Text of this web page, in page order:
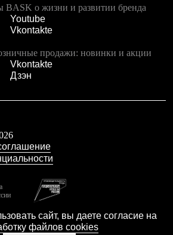
о жизни и развитии бренда
Youtube
Vkontakte
продажи: новинки и акции
Vkontakte
Дзэн
сайт, вы даете согласие на
файлов cookies